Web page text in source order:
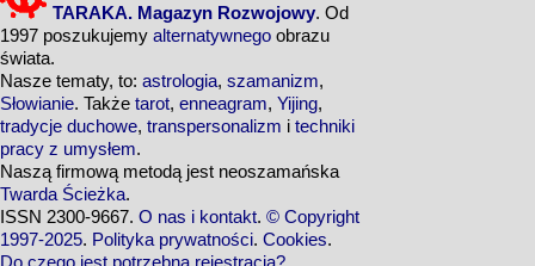
TARAKA. Magazyn Rozwojowy. Od
1997 poszukujemy alternatywnego obrazu
świata.
Nasze tematy, to: astrologia, szamanizm,
Słowianie. Także tarot, enneagram, Yijing,
tradycje duchowe, transpersonalizm i techniki
pracy z umysłem.
Naszą firmową metodą jest neoszamańska
Twarda Ścieżka.
ISSN 2300-9667. O nas i kontakt. © Copyright
1997-2025. Polityka prywatności. Cookies.
Do czego jest potrzebna rejestracja?